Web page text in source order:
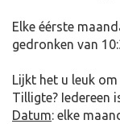
Elke éérste
gedronken van
Lijkt het u leuk
Tilligte? Iedereen
Datum: elke